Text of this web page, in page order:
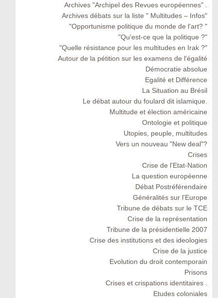
Archives "Archipel des Revues européennes" .
Archives débats sur la liste " Multitudes – Infos"
"Opportunisme politique du monde de l'art? "
"Qu'est-ce que la politique ?"
"Quelle résistance pour les multitudes en Irak ?"
Autour de la pétition sur les examens de l'égalité
Démocratie absolue
Egalité et Différence
La Situation au Brésil
Le débat autour du foulard dit islamique.
Multitude et élection américaine
Ontologie et politique
Utopies, peuple, multitudes
Vers un nouveau "New deal"?
Crises
Crise de l'Etat-Nation
La question européenne
Débat Postréférendaire
Généralités sur l'Europe
Tribune de débats sur le TCE
Crise de la représentation
Tribune de la présidentielle 2007
Crise des institutions et des ideologies
Crise de la justice
Evolution du droit contemporain
Prisons
Crises et crispations identitaires .
Etudes coloniales